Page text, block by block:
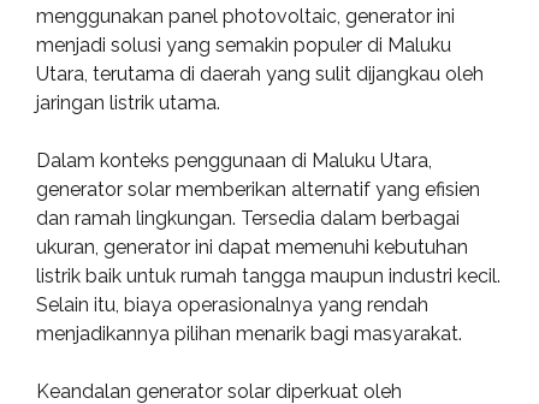
menggunakan panel photovoltaic, generator ini
menjadi solusi yang semakin populer di Maluku
Utara, terutama di daerah yang sulit dijangkau oleh
jaringan listrik utama.
Dalam konteks penggunaan di Maluku Utara,
generator solar memberikan alternatif yang efisien
dan ramah lingkungan. Tersedia dalam berbagai
ukuran, generator ini dapat memenuhi kebutuhan
listrik baik untuk rumah tangga maupun industri kecil.
Selain itu, biaya operasionalnya yang rendah
menjadikannya pilihan menarik bagi masyarakat.
Keandalan generator solar diperkuat oleh